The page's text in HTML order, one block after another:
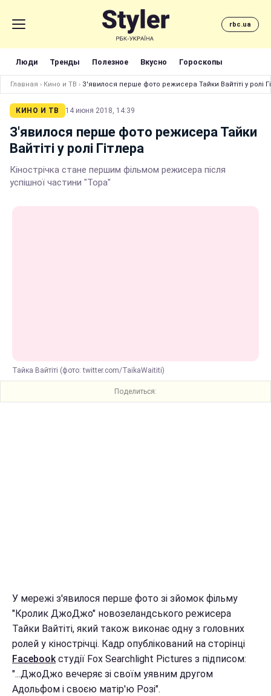
rbc.ua
Люди Тренды Полезное Вкусно Гороскопы
Главная › Кино и ТВ › З'явилося перше фото режисера Тайки Вайтіті у ролі
КИНО И ТВ 14 июня 2018, 14:39
З'явилося перше фото режисера Тайки
Вайтіті у ролі Гітлера
Кінострічка стане першим фільмом режисера після
успішної частини "Тора"
Тайка Вайтіті (фото: twitter.com/TaikaWaititi)
Поделиться:
У мережі з'явилося перше фото зі зйомок фільму
"Кролик ДжоДжо" новозеландського режисера
Тайки Вайтіті, який також виконає одну з головних
ролей у кінострічці. Кадр опублікований на сторінці
Facebookстудії Fox Searchlight Pictures з підписом:
"...ДжоДжо вечеряє зі своїм уявним другом
Адольфом і своєю матір'ю Розі".